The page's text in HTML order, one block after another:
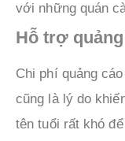
với những quán
Hỗ trợ
Chi phí quảng
cũng là lý do
tên tuổi rất khó